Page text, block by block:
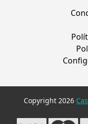
Copyright 2026